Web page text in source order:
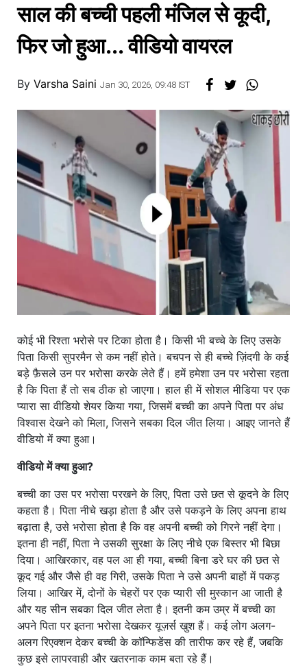
साल की बच्ची पहली मंजिल से कूदी,
फिर जो हुआ... वीडियो वायरल
By Varsha Saini Jan 30, 2026, 09:48 IST
कोई भी रिश्ता भरोसे पर टिका होता है। किसी भी बच्चे के लिए उसके
पिता किसी सुपरमैन से कम नहीं होते। बचपन से ही बच्चे ज़िंदगी के कई
बड़े फ़ैसले उन पर भरोसा करके लेते हैं। हमें हमेशा उन पर भरोसा रहता
है कि पिता हैं तो सब ठीक हो जाएगा। हाल ही में सोशल मीडिया पर एक
प्यारा सा वीडियो शेयर किया गया, जिसमें बच्ची का अपने पिता पर अंध
विश्वास देखने को मिला, जिसने सबका दिल जीत लिया। आइए जानते हैं
वीडियो में क्या हुआ।
वीडियो में क्या हुआ?
बच्ची का उस पर भरोसा परखने के लिए, पिता उसे छत से कूदने के लिए
कहता है। पिता नीचे खड़ा होता है और उसे पकड़ने के लिए अपना हाथ
बढ़ाता है, उसे भरोसा होता है कि वह अपनी बच्ची को गिरने नहीं देगा।
इतना ही नहीं, पिता ने उसकी सुरक्षा के लिए नीचे एक बिस्तर भी बिछा
दिया। आखिरकार, वह पल आ ही गया, बच्ची बिना डरे घर की छत से
कूद गई और जैसे ही वह गिरी, उसके पिता ने उसे अपनी बाहों में पकड़
लिया। आखिर में, दोनों के चेहरों पर एक प्यारी सी मुस्कान आ जाती है
और यह सीन सबका दिल जीत लेता है। इतनी कम उम्र में बच्ची का
अपने पिता पर इतना भरोसा देखकर यूज़र्स खुश हैं। कई लोग अलग-
अलग रिएक्शन देकर बच्ची के कॉन्फिडेंस की तारीफ कर रहे हैं, जबकि
कुछ इसे लापरवाही और खतरनाक काम बता रहे हैं।